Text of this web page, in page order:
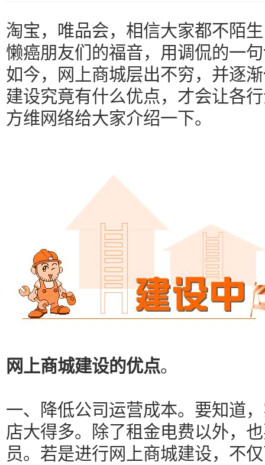
淘宝，唯品会，相信大家都不陌
懒癌朋友们的福音，用调侃的一
如今，网上商城层出不穷，并逐
建设究竟有什么优点，才会让各
方维网络给大家介绍一下。
网上商城建设的优点。
一、降低公司运营成本。要知道
店大得多。除了租金电费以外，
员。若是进行网上商城建设，不